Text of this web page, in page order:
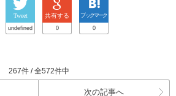
Tweet
undefined
共有する
0
ブックマーク
0
267件 / 全572件中
次の記事へ